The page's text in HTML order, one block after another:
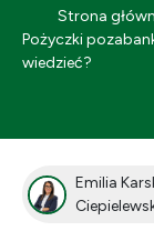
Strona
Pożyczki
wiedzieć?
Emilia